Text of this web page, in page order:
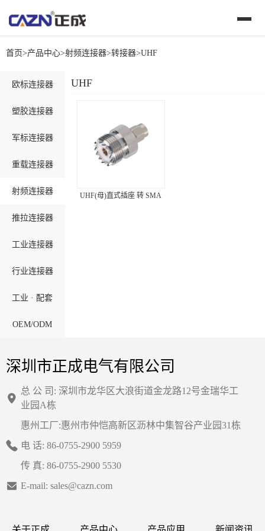
首页>产品中心>射频连接器>转接器>UHF
欧标连接器
塑胶连接器
军标连接器
重载连接器
射频连接器
推拉连接器
工业连接器
行业连接器
工业 · 配套
OEM/ODM
UHF
UHF(母)直式插座 转 SMA
深圳市正成电气有限公司
总 公 司: 深圳市龙华区大浪街道金龙路12号金瑞华工
业园A栋
惠州工厂:惠州市仲恺高新区沥林中集智谷产业园31栋
电 话: 86-0755-2900 5959
传 真: 86-0755-2900 5530
E-mail: sales@cazn.com